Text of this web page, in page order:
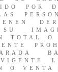
POR
SU
TOTAL O
O VENTA